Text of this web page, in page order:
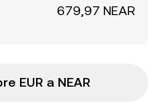
679,97 NEAR
EUR a NEAR